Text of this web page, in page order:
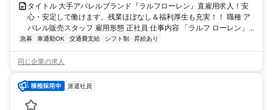
タイトル 大手アパレルブランド『ラルフローレン』直雇用求人！安
心・安定して働けます。残業ほぼなし＆福利厚生も充実！！ 職種 ア
パレル販売スタッフ 雇用形態 正社員 仕事内容 「ラルフ ローレン」...
急募 車通勤OK 交通費支給 シフト制 昇給あり
同じ企業の求人
派遣社員